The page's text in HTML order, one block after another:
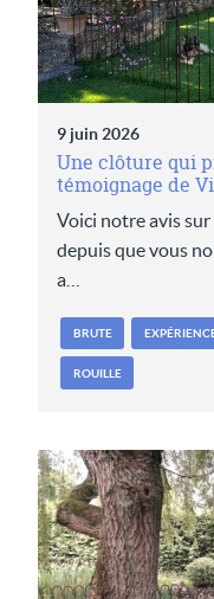
9 juin 2026
Une clôture qui
témoignage de
Voici notre avis
depuis que vous
a…
BRUTE
ROUILLE